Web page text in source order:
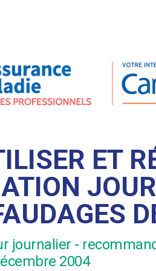
ET
journalier -
2004